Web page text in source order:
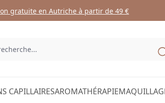
gratuite en Autriche à partir de 49 €
CAPILLAIRESAROMATHÉRAPIE